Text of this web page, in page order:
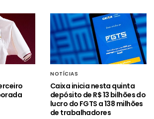
NOTÍCIAS
Caixa inicia nesta quinta
depósito de R$ 13 bilhões do
lucro do FGTS a 138 milhões
de trabalhadores